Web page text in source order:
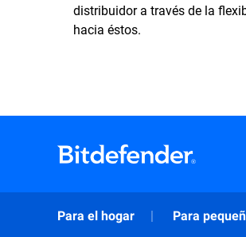
distribuidor a través de la
hacia éstos.
Para el hogar Para